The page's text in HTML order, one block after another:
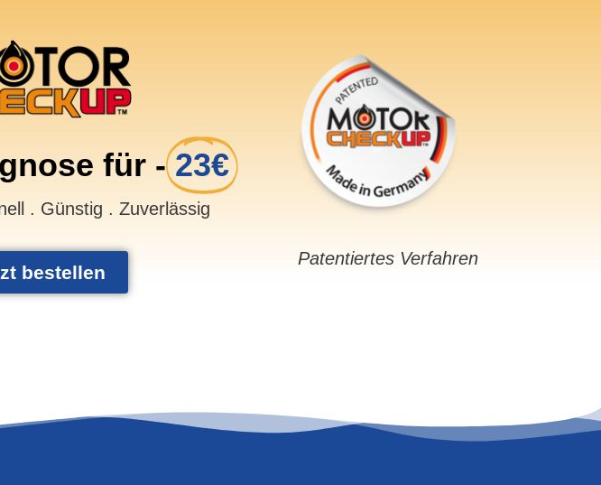
für - 23€
. Günstig . Zuverlässig
bestellen
Patentiertes Verfahren